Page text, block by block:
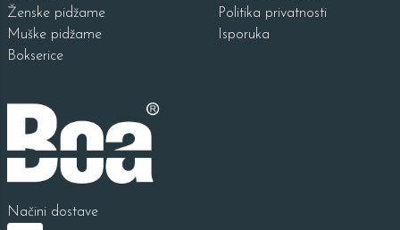
Ženske pidžame
Muške pidžame
Bokserice
Politika privatnosti
Isporuka
Načini dostave